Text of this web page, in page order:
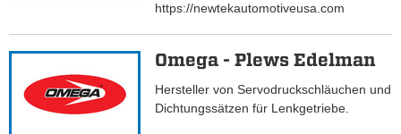
https://newtekautomotiveusa.com
Omega - Plews Edelman
Hersteller von Servodruckschläuchen und
Dichtungssätzen für Lenkgetriebe.